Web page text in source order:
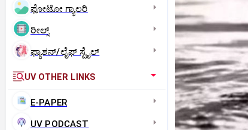
ಫೋಟೋ ಗ್ಯಾಲರಿ
ರೀಲ್ಸ್
ಫ್ಯಾಶನ್/ಲೈಫ್‌ ಸ್ಟೈಲ್
UV OTHER LINKS
E-PAPER
UV PODCAST